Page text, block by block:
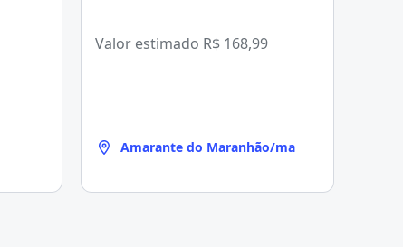
Valor estimado R$ 168,99
Amarante do Maranhão/ma